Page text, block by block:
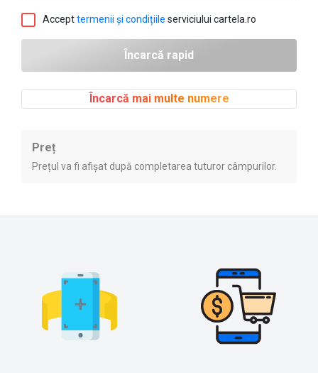
Accepttermenii și condițiile serviciului cartela.ro
Încarcă mai multe numere
Preț
Prețul va fi afișat după completarea tuturor câmpurilor.